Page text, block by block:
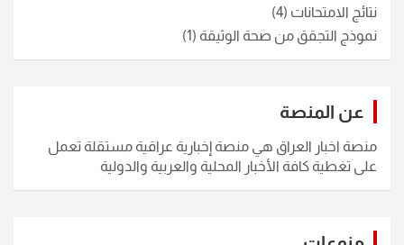
نتائج الامتحانات (4)
نموذج التجقق من صحة الوثيقة (1)
عن المنصة
منصة اخبار العراق هي منصة إخبارية عراقية مستقلة تعمل
على تغطية كافة الأخبار المحلية والعربية والدولية